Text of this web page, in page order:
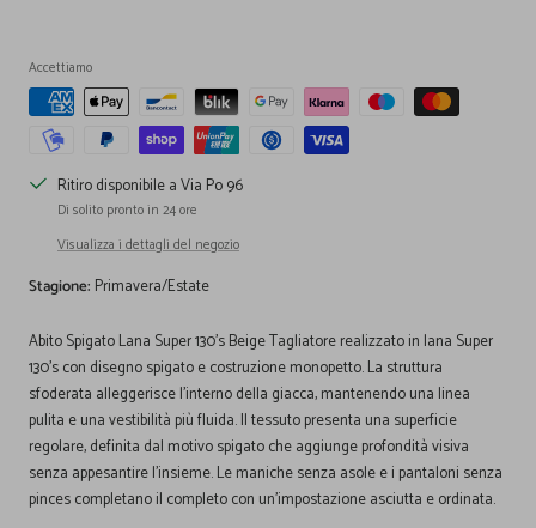
Accettiamo
Ritiro disponibile a Via Po 96
Di solito pronto in 24 ore
Visualizza i dettagli del negozio
Stagione: Primavera/Estate
Abito Spigato Lana Super 130's Beige Tagliatore realizzato in lana Super
130's con disegno spigato e costruzione monopetto. La struttura
sfoderata alleggerisce l'interno della giacca, mantenendo una linea
pulita e una vestibilità più fluida. Il tessuto presenta una superficie
regolare, definita dal motivo spigato che aggiunge profondità visiva
senza appesantire l'insieme. Le maniche senza asole e i pantaloni senza
pinces completano il completo con un'impostazione asciutta e ordinata.